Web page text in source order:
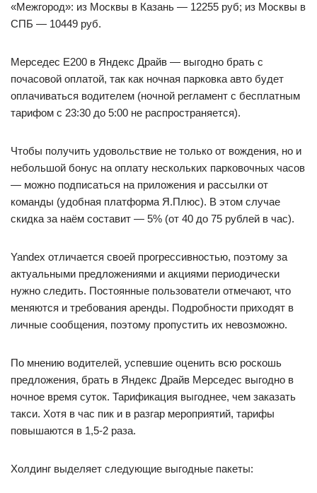
«Межгород»: из Москвы в Казань — 12255 руб; из Москвы в
СПБ — 10449 руб.
Мерседес Е200 в Яндекс Драйв — выгодно брать с
почасовой оплатой, так как ночная парковка авто будет
оплачиваться водителем (ночной регламент с бесплатным
тарифом с 23:30 до 5:00 не распространяется).
Чтобы получить удовольствие не только от вождения, но и
небольшой бонус на оплату нескольких парковочных часов
— можно подписаться на приложения и рассылки от
команды (удобная платформа Я.Плюс). В этом случае
скидка за наём составит — 5% (от 40 до 75 рублей в час).
Yandex отличается своей прогрессивностью, поэтому за
актуальными предложениями и акциями периодически
нужно следить. Постоянные пользователи отмечают, что
меняются и требования аренды. Подробности приходят в
личные сообщения, поэтому пропустить их невозможно.
По мнению водителей, успевшие оценить всю роскошь
предложения, брать в Яндекс Драйв Мерседес выгодно в
ночное время суток. Тарификация выгоднее, чем заказать
такси. Хотя в час пик и в разгар мероприятий, тарифы
повышаются в 1,5-2 раза.
Холдинг выделяет следующие выгодные пакеты: